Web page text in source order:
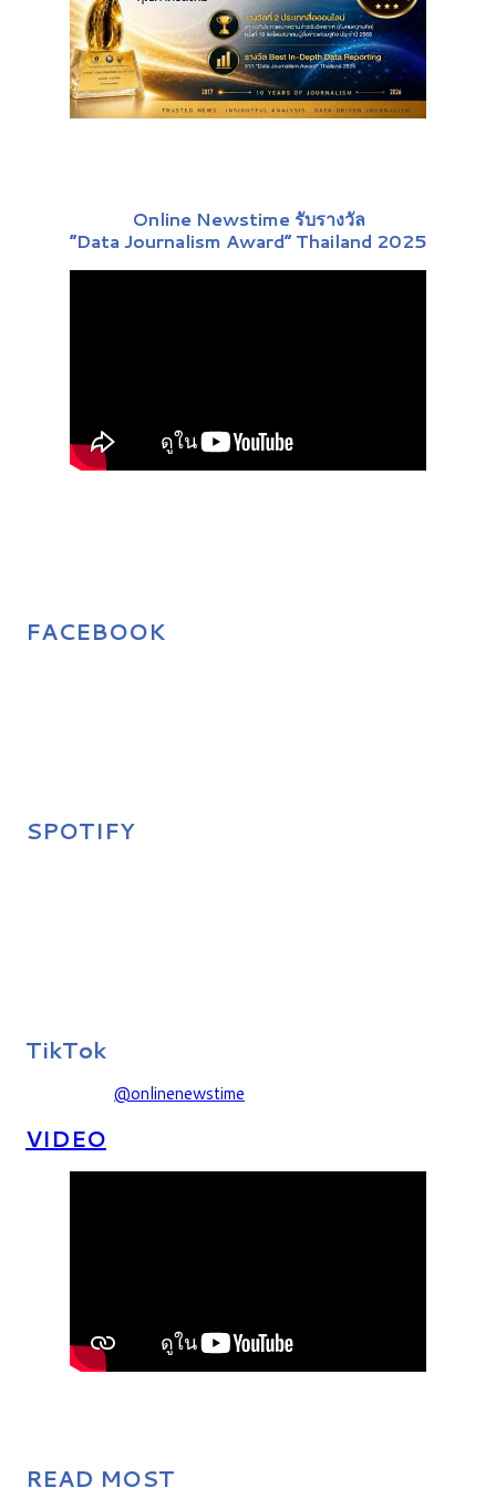
Online Newstime รับรางวัล
“Data Journalism Award” Thailand 2025
FACEBOOK
SPOTIFY
TikTok
@onlinenewstime
VIDEO
READ MOST